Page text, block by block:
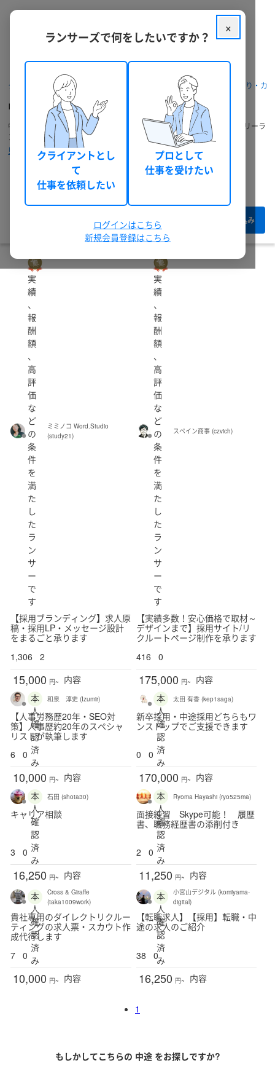
クラウドソーシング ランサーズ パッケージを探す 中途の見積もり・カ
中途の依頼・発注・代行
中途に関する依頼相談・無料見積もりができます。中途に強いプロのフリーラ
ンス・外注先探しにおすすめです。
見積もりから納品までの流れ
8件のうち 1 - 8 件表示
絞り込み
個人・法人
都道府県
指定しない
北海道 岩手県
山形県
茨城県
東京都
新潟県
長野県
岐阜県 静岡県 愛知県 三重県
滋賀県 京都府 大阪府 兵庫県 奈良県
和歌山県
鳥取県 島根県 岡山県 広島県 山口県
徳島県 愛媛県 高知県
福岡県 佐賀県 長崎県 熊本県
宮崎県 鹿児島県 沖縄県 日本国外
性別
出品者のランク
認定ランサー
シルバー
ブロンズ
レギュラー
実
績
、
報
酬
額
、
高
評
価
な
ど
の
条
件
を
満
た
し
た
ラ
ン
サ
ー
で
す
ミミノコ Word.Studio
(study21)
【採用ブランディング】求人原
稿・採用LP・メッセージ設計
をまるごと承ります
1,306
2
15,000 円~ 内容
実
績
、
報
酬
額
、
高
評
価
な
ど
の
条
件
を
満
た
し
た
ラ
ン
サ
ー
で
す
スペイン商事 (czvich)
【実績多数！安心価格で取材～
デザインまで】採用サイト/リ
クルートページ制作を承ります
416
0
175,000 円~
内容
本
人
確
認
済
み
和泉 淳史 (Izumir)
【人事労務歴20年・SEO対
策】人事歴約20年のスペシャ
リストが執筆します
6
0
10,000 円~ 内容
本
人
確
認
済
み
太田 有香 (kep1saga)
新卒採用・中途採用どちらもワ
ンストップでご支援できます
0 0
170,000 円~
内容
本
人
確
認
済
み
石田 (shota30)
キャリア相談
3 0
16,250 円~ 内容
本
人
確
認
済
み
Ryoma Hayashi (ryo525ma)
面接練習 Skype可能！ 履歴
書、職務経歴書の添削付き
2 0
11,250 円~
内容
本
人
確
認
済
み
Cross & Giraffe
(taka1009work)
貴社専用のダイレクトリクルー
ティングの求人票・スカウト作
成代行します
7
0
10,000 円~ 内容
本
人
確
認
済
み
小宮山デジタル (komiyama-
digital)
【転職求人】【採用】転職・中
途の求人のご紹介
38 0
16,250 円~ 内容
1
もしかしてこちらの 中途 をお探しですか?
×
ランサーズで何をしたいですか？
クライアントとし
て
仕事を依頼したい
プロとして
仕事を受けたい
ログインはこちら
新規会員登録はこちら